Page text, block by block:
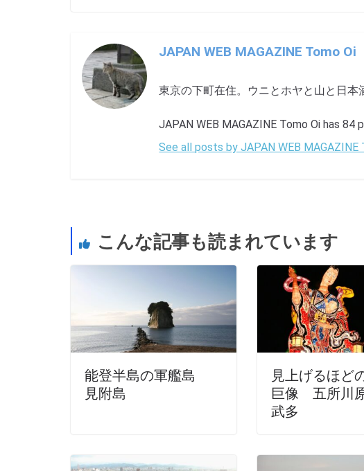
JAPAN WEB MAGAZINE Tomo Oi
東京の下町在住。ウニとホヤと山と日本
JAPAN WEB MAGAZINE Tomo Oi has 84
See all posts by JAPAN WEB MAGAZINE
こんな記事も読まれています
能登半島の軍艦島
見附島
見上げるほど
巨像 五所川
武多